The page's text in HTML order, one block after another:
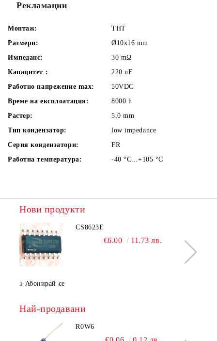
Рекламации
Монтаж:
THT
Размери:
Ø10x16 mm
Импеданс:
30 mΩ
Капацитет :
220uF
Работно напрежение max:
50VDC
Време на експлоатация:
8000 h
Растер:
5.0mm
Тип кондензатор:
low impedance
Серия кондензатори:
FR
Работна температура:
-40 °C...+105 °C
Нови продукти
CS8623E
€6.00 11.73 лв.
Абонирай се
Най-продавани
R0W6